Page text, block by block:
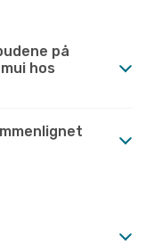
på
hos